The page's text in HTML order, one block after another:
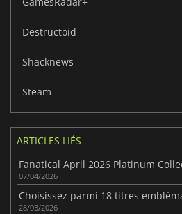
Destructoid
Shacknews
Steam
ARTICLES LIÉS
07/04/2026
28/03/2026